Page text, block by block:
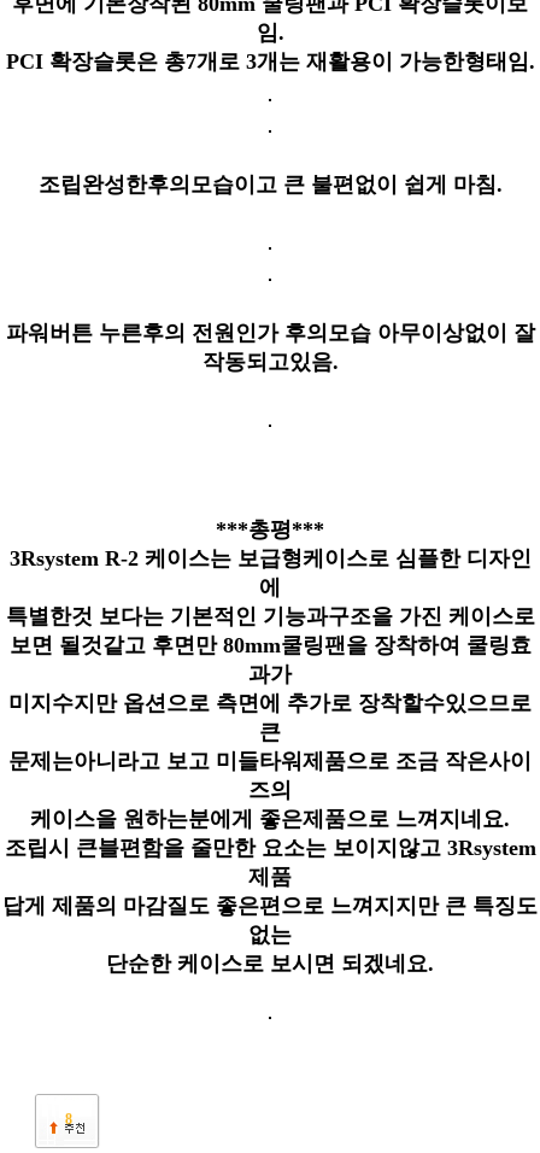
임.
PCI 확장슬롯은 총7개로 3개는 재활용이 가능한형태임.
조립완성한후의모습이고 큰 불편없이 쉽게 마침.
파워버튼 누른후의 전원인가 후의모습 아무이상없이 잘
작동되고있음.
***총평***
3Rsystem R-2 케이스는 보급형케이스로 심플한 디자인
에
특별한것 보다는 기본적인 기능과구조을 가진 케이스로
보면 될것같고 후면만 80mm쿨링팬을 장착하여 쿨링효
과가
미지수지만 옵션으로 측면에 추가로 장착할수있으므로
큰
문제는아니라고 보고 미들타워제품으로 조금 작은사이
즈의
케이스을 원하는분에게 좋은제품으로 느껴지네요.
조립시 큰블편함을 줄만한 요소는 보이지않고 3Rsystem
제품
답게 제품의 마감질도 좋은편으로 느껴지지만 큰 특징도
없는
단순한 케이스로 보시면 되겠네요.
8